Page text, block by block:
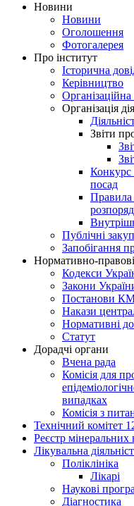
Новини
Новини
Оголошення
Фотогалерея
Про інститут
Історична
Керівництво
Організаційна
Організація
Звіти
Конкурс
посад
Правила
Публічні
Запобігання
Нормативно-правові
Кодекси
Закони
Постанови
Накази
Нормативні
Статут
Дорадчі органи
Вчена рада
Комісія для
випадках
Комісія з
Технічний комітет
Реєстр мінеральних
Лікувальна
Поліклініка
Лікарі
Наукові
Діагностика